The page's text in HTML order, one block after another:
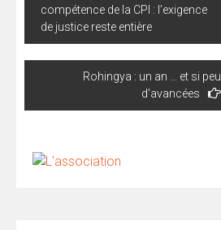
l’article
compétence de la CPI : l’exigence
de justice reste entière
Rohingya : un an … et si peu
d’avancées